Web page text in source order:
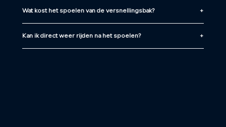
Wat kost het spoelen van de versnellingsbak?
Kan ik direct weer rijden na het spoelen?